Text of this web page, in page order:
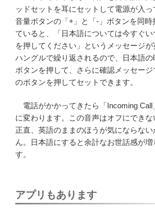
ッドセットを耳にセットして電源が入っ
音量ボタンの「+」と「-」ボタンを同時
ていると、「日本語については今すぐ
を押してください」というメッセージが
ハングルで繰り返されるので、日本語
ボタンを押して、さらに確認メッセー
のボタンを押してセットできます。
電話がかかってきたら「Incoming Call
に変わります。この音声はオフにできな
正直、英語のままのほうが気にならな
ん。日本語にすると余計なお世話感が増
す。
アプリもあります